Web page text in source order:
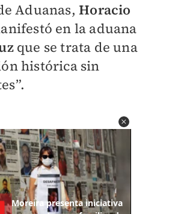
Aduanas,Horacio
en la aduana
que se trata de una
histórica sin